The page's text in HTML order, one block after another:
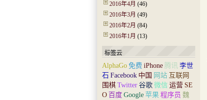
2016年4月 (46)
2016年3月 (49)
2016年2月 (84)
2016年1月 (13)
标签云
AlphaGo 免费 iPhone 腾讯 李世
石 Facebook 中国 网站 互联网
围棋 Twitter 谷歌 微信 运营 SE
O 百度 Google 苹果 程序员 魏